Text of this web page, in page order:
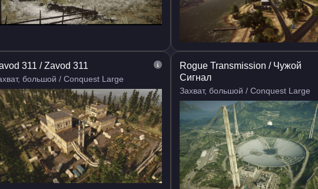
311 / Zavod 311
большой / Conquest Large
Rogue Transmission / Чужой
Сигнал
Захват, большой / Conquest Large